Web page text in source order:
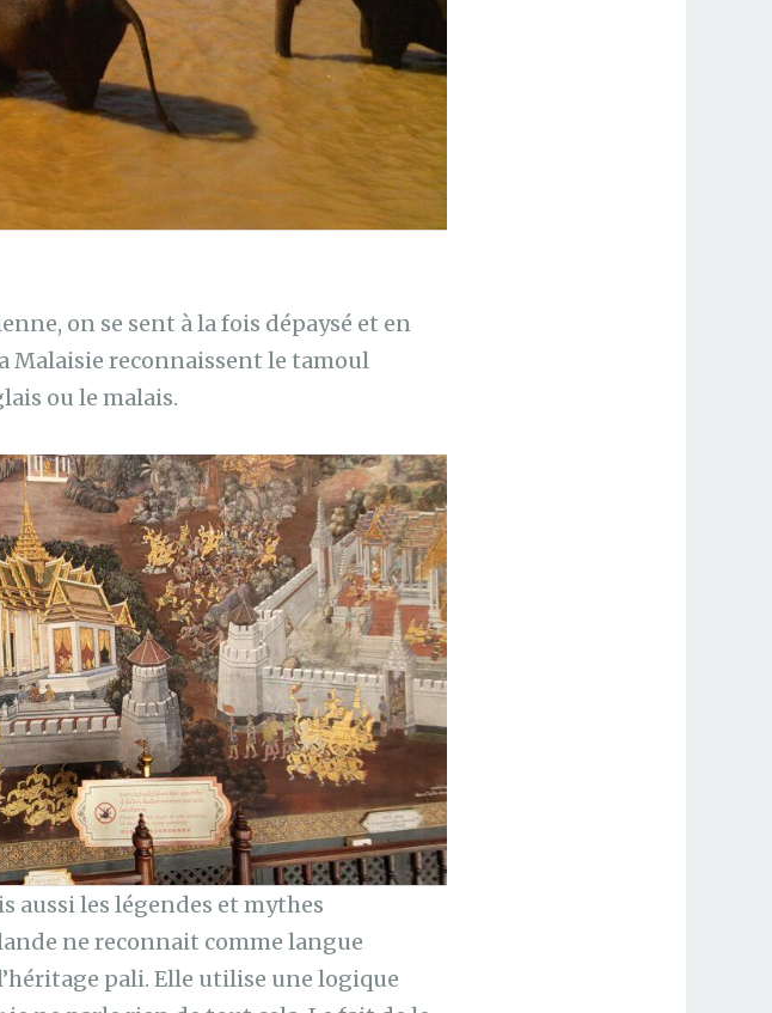
on se sent à la fois dépaysé et en
Malaisie reconnaissent le tamoul
ou le malais.
aussi les légendes et mythes
ne reconnait comme langue
pali. Elle utilise une logique